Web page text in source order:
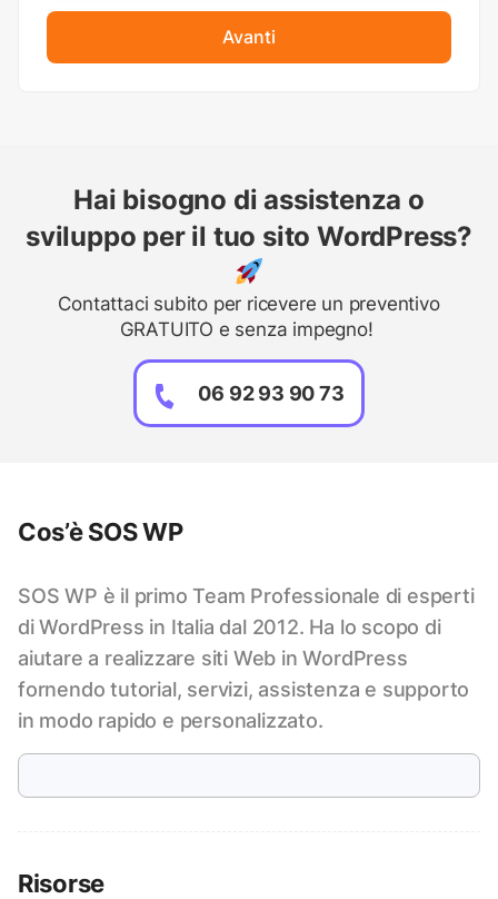
Avanti
Hai bisogno di assistenza o
sviluppo per il tuo sito WordPress?
Contattaci subito per ricevere un preventivo
GRATUITO e senza impegno!
06 92 93 90 73
Cos’è SOS WP
SOS WP è il primo Team Professionale di esperti
di WordPress in Italia dal 2012. Ha lo scopo di
aiutare a realizzare siti Web in WordPress
fornendo tutorial, servizi, assistenza e supporto
in modo rapido e personalizzato.
Risorse